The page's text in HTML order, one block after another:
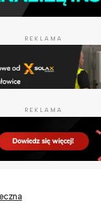
REKLAMA
REKLAMA